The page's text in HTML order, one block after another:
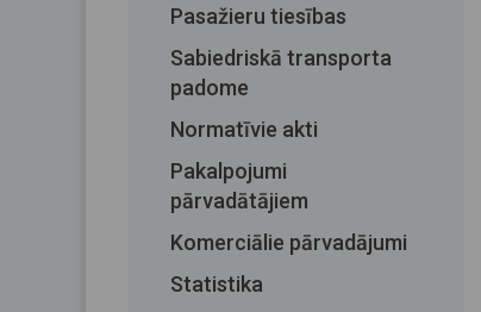
Pasažieru tiesības
Sabiedriskā transporta
padome
Normatīvie akti
Pakalpojumi
pārvadātājiem
Komerciālie pārvadājumi
Statistika